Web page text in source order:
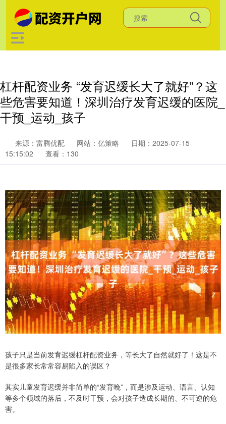
杠杆配资业务 “发育迟缓长大了就好”？这
些危害要知道！深圳治疗发育迟缓的医院_
干预_运动_孩子
来源：富腾优配 网站：亿策略
日期：2025-07-15
15:15:02
查看：130
孩子只是当前发育迟缓杠杆配资业务，等长大了自然就好了！这是不
是很多家长常常容易陷入的误区？
其实儿童发育迟缓并非简单的“发育晚”，而是涉及运动、语言、认知
等多个领域的落后，不及时干预，会对孩子造成长期的、不可逆的危
害。